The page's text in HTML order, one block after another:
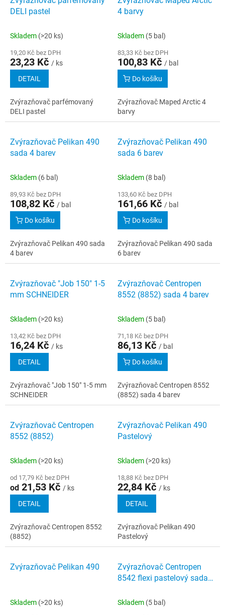
ů
DELI pastel
Skladem (>20 ks)
19,20 Kč bez DPH
23,23 Kč / ks
DETAIL
Zvýrazňovač parfémovaný
DELI pastel
4 barvy
Skladem (5 bal)
83,33 Kč bez DPH
100,83 Kč / bal
Do košíku
Zvýrazňovač Maped Arctic 4
barvy
Zvýrazňovač Pelikan 490
sada 4 barev
Skladem (6 bal)
89,93 Kč bez DPH
108,82 Kč / bal
Do košíku
Zvýrazňovač Pelikan 490 sada
4 barev
Zvýrazňovač Pelikan 490
sada 6 barev
Skladem (8 bal)
133,60 Kč bez DPH
161,66 Kč / bal
Do košíku
Zvýrazňovač Pelikan 490 sada
6 barev
Zvýrazňovač "Job 150" 1-5
mm SCHNEIDER
Skladem (>20 ks)
13,42 Kč bez DPH
16,24 Kč / ks
DETAIL
Zvýrazňovač "Job 150" 1-5 mm
SCHNEIDER
Zvýrazňovač Centropen
8552 (8852) sada 4 barev
Skladem (5 bal)
71,18 Kč bez DPH
86,13 Kč / bal
Do košíku
Zvýrazňovač Centropen 8552
(8852) sada 4 barev
Zvýrazňovač Centropen
8552 (8852)
Skladem (>20 ks)
od 17,79 Kč bez DPH
od 21,53 Kč / ks
DETAIL
Zvýrazňovač Centropen 8552
(8852)
Zvýrazňovač Pelikan 490
Pastelový
Skladem (>20 ks)
18,88 Kč bez DPH
22,84 Kč / ks
DETAIL
Zvýrazňovač Pelikan 490
Pastelový
Zvýrazňovač Pelikan 490
Skladem (>20 ks)
Zvýrazňovač Centropen
8542 flexi pastelový sada 6
Skladem (5 bal)